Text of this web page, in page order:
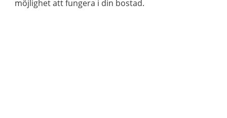
möjlighet att fungera i din bostad.